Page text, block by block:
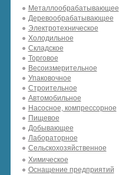
Металлообрабатывающее
Деревообрабатывающее
Электротехническое
Холодильное
Складское
Торговое
Весоизмерительное
Упаковочное
Строительное
Автомобильное
Насосное, компрессорное
Пищевое
Добывающее
Лабораторное
Сельскохозяйственное
Химическое
Оснащение предприятий